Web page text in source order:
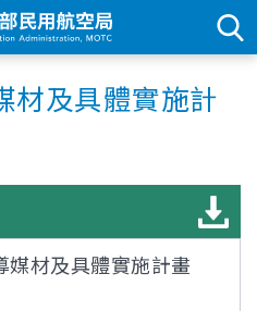
材及具體實施計
媒材及具體實施計畫